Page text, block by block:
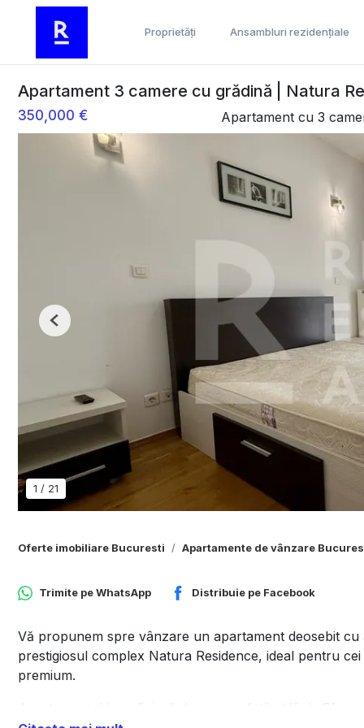
Proprietăți Ansambluri rezidențiale
Apartament 3 camere cu grădină | Natura
350,000 € Apartament cu 3
1 / 21
Previous
Oferte imobiliare Bucuresti Apartamente de vânzare
Trimite peWhatsApp Distribuie pe Facebook
Vă propunem spre vânzare un apartament deosebit
prestigiosul complex Natura Residence, ideal pentru
premium.